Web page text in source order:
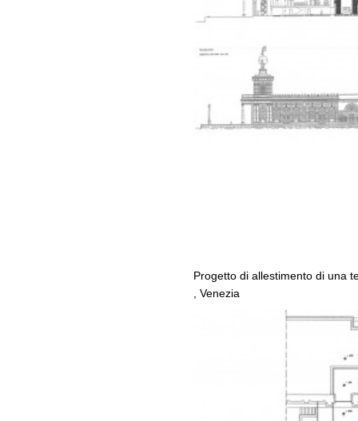
Progetto di allestimento di una
, Venezia